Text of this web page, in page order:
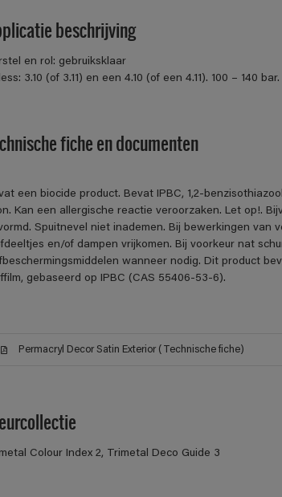
beschrijving
en rol: gebruiksklaar
3.10 (of 3.11) en een 4.10 (of een 4.11). 100 – 140 bar.
fiche en documenten
een biocide product. Bevat IPBC, 1,2-
Kan een allergische reactie veroorzaken. Let op!.
Spuitnevel niet inademen. Bij bewerkingen van
en/of dampen vrijkomen. Bij voorkeur nat
wanneer nodig. Dit product
gebaseerd op IPBC (CAS 55406-53-6).
Permacryl Decor Satin Exterior (Technische fiche)
Colour Index 2, Trimetal Deco Guide 3